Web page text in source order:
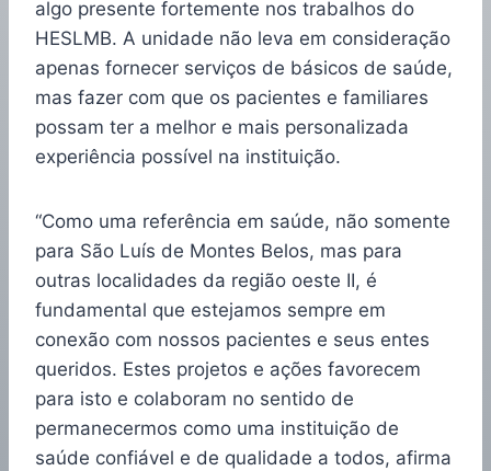
algo presente fortemente nos trabalhos do
HESLMB. A unidade não leva em consideração
apenas fornecer serviços de básicos de saúde,
mas fazer com que os pacientes e familiares
possam ter a melhor e mais personalizada
experiência possível na instituição.
“Como uma referência em saúde, não somente
para São Luís de Montes Belos, mas para
outras localidades da região oeste II, é
fundamental que estejamos sempre em
conexão com nossos pacientes e seus entes
queridos. Estes projetos e ações favorecem
para isto e colaboram no sentido de
permanecermos como uma instituição de
saúde confiável e de qualidade a todos, afirma